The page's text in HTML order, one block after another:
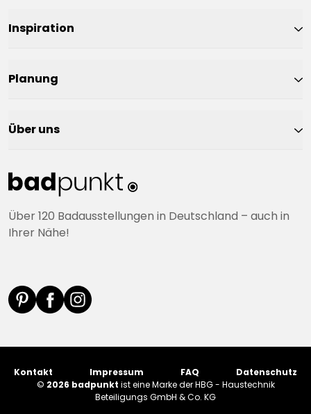
Über 120 Badausstellungen in Deutschland – auch in
Ihrer Nähe!
Inspiration
Planung
Über uns
© 2026 badpunkt ist eine Marke der HBG - Haustechnik
Beteiligungs GmbH & Co. KG
Kontakt Impressum FAQ Datenschutz